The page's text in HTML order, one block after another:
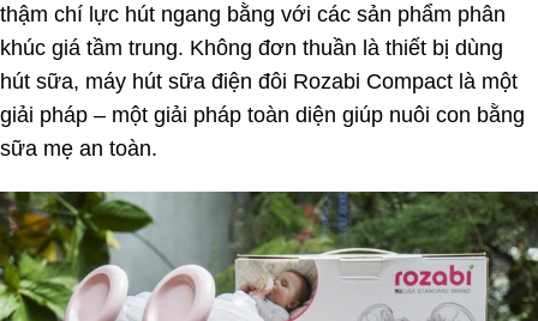
thậm chí lực hút ngang bằng với các sản phẩm phân
khúc giá tầm trung. Không đơn thuần là thiết bị dùng
hút sữa, máy hút sữa điện đôi Rozabi Compact là một
giải pháp – một giải pháp toàn diện giúp nuôi con bằng
sữa mẹ an toàn.